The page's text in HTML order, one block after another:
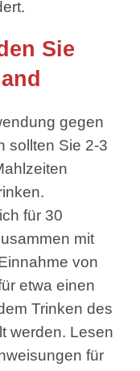
Sie
gegen
sollten Sie 2-3
für 30
mit
von
etwa einen
Trinken des
werden. Lesen
für